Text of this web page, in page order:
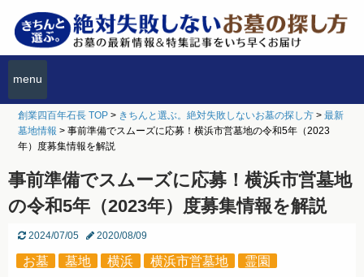
menu
創業四百年石長 TOP > きちんと選ぶ。絶対失敗しないお墓の探し方 >最新
墓地情報 >事前準備でスムーズに応募！横浜市営墓地の令和5年（2023
年）度募集情報を解説
事前準備でスムーズに応募！横浜市営墓地
の令和5年（2023年）度募集情報を解説
2024/07/05 2020/08/09
お墓 墓地 横浜 横浜市営墓地 霊園